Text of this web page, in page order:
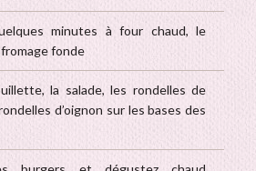
minutes à four chaud, le
fonde
la salade, les rondelles de
d’oignon sur les bases des